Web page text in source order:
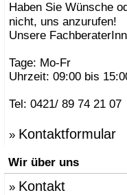
Haben Sie Wünsche
nicht, uns anzurufen!
Unsere
Tage: Mo-Fr
Uhrzeit: 09:00 bis
Tel: 0421/ 89 74 21 07
» Kontaktformular
Wir über uns
» Kontakt